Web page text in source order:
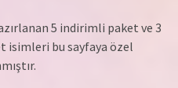
5 indirimli paket ve 3
isimleri bu sayfaya özel